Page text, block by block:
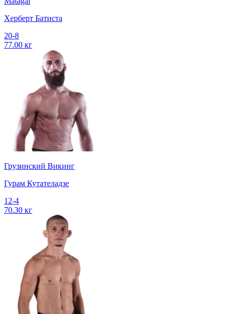
Херберт Батиста
20-8
77.00 кг
Грузинский Викинг
Гурам Кутателадзе
12-4
70.30 кг